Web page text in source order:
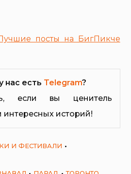
посты на БигПикче
нас есть Telegram?
если вы ценитель
интересных историй!
И ФЕСТИВАЛИ